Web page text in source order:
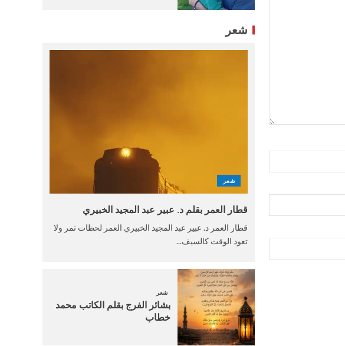
شعر
شعر
قطار العمر بقلم د. عبير عبد المجيد الخبيري
قطار العمر د. عبير عبد المجيد الخبيري العمر لحظات تمر ولا
تعود الوقت كالسيف...
شعر
بشائر الفرج بقلم الكاتب محمد
خطاب